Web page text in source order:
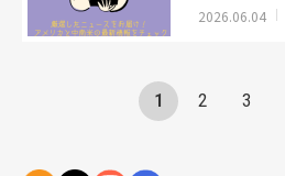
2026.06.04
1 2 3